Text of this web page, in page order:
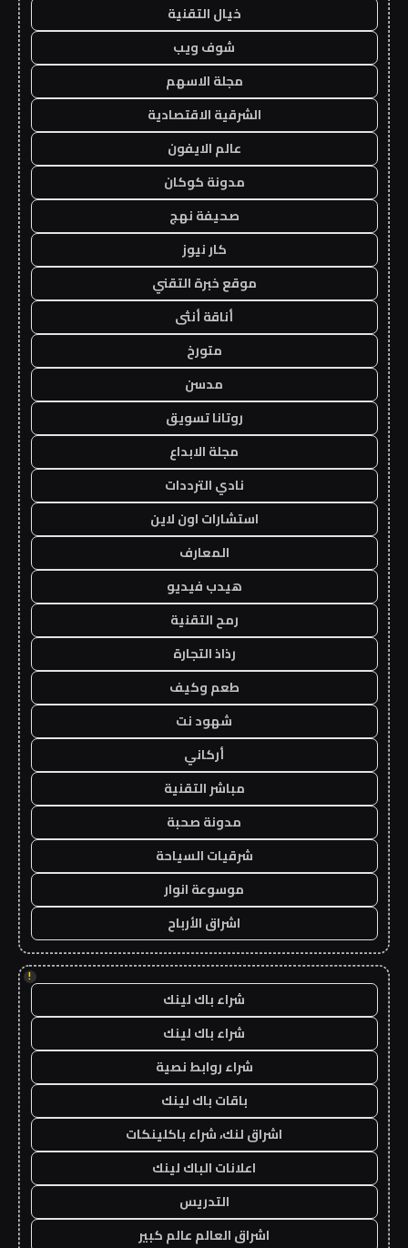
خيال التقنية
شوف ويب
مجلة الاسهم
الشرقية الاقتصادية
عالم الايفون
مدونة كوكان
صحيفة نهج
كار نيوز
موقع خبرة التقني
أناقة أنثى
متورخ
مدسن
روتانا تسويق
مجلة الابداع
نادي الترددات
استشارات اون لاين
المعارف
هيدب فيديو
رمح التقنية
رذاذ التجارة
طعم وكيف
شهود نت
أركاني
مباشر التقنية
مدونة صحبة
شرقيات السياحة
موسوعة انوار
اشراق الأرباح
!
شراء باك لينك
شراء باك لينك
شراء روابط نصية
باقات باك لينك
اشراق لنك، شراء باكلينكات
اعلانات الباك لينك
التدريس
اشراق العالم عالم كبير